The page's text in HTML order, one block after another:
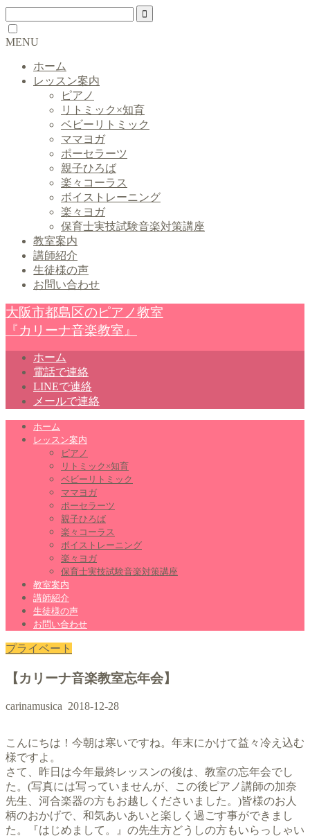
MENU
ホーム
レッスン案内
ピアノ
リトミック×知育
ベビーリトミック
ママヨガ
ポーセラーツ
親子ひろば
楽々コーラス
ボイストレーニング
楽々ヨガ
保育士実技試験音楽対策講座
教室案内
講師紹介
生徒様の声
お問い合わせ
大阪市都島区のピアノ教室
『カリーナ音楽教室』
ホーム
電話で連絡
LINEで連絡
メールで連絡
ホーム
レッスン案内
ピアノ
リトミック×知育
ベビーリトミック
ママヨガ
ポーセラーツ
親子ひろば
楽々コーラス
ボイストレーニング
楽々ヨガ
保育士実技試験音楽対策講座
教室案内
講師紹介
生徒様の声
お問い合わせ
プライベート
【カリーナ音楽教室忘年会】
carinamusica 2018-12-28
こんにちは！今朝は寒いですね。年末にかけて益々冷え込む
様ですよ。
さて、昨日は今年最終レッスンの後は、教室の忘年会でし
た。(写真には写っていませんが、この後ピアノ講師の加奈
先生、河合楽器の方もお越しくださいました。)皆様のお人
柄のおかげで、和気あいあいと楽しく過ごす事ができまし
た。『はじめまして。』の先生方どうしの方もいらっしゃい